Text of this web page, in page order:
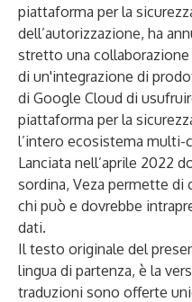
piattaforma per la
dell’autorizzazione, ha
stretto una collaborazione
di un'integrazione di
di Google Cloud di
piattaforma per la
l’intero ecosistema multi-
Lanciata nell’aprile 2022
sordina, Veza permette di
chi può e dovrebbe
dati.
Il testo originale del
lingua di partenza, è la
traduzioni sono offerte